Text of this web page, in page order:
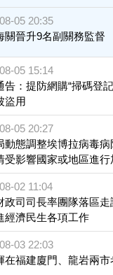
05 20:35
關晉升9名副關務監督
05 15:14
告：提防網購“掃碼登
盜用
05 20:27
動態調整埃博拉病毒
受影響國家或地區進行
02 11:04
政司司長率團隊落區
經濟民生各項工作
03 22:03
在福建廈門、龍岩兩市